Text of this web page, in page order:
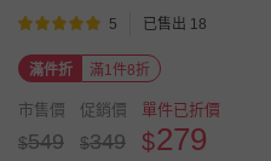
5 已售出 18
滿件折 滿1件8折
市售價
$549
促銷價
$349
單件已折價
$279